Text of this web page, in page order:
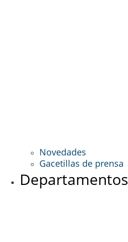
Novedades
Gacetillas de prensa
Departamentos